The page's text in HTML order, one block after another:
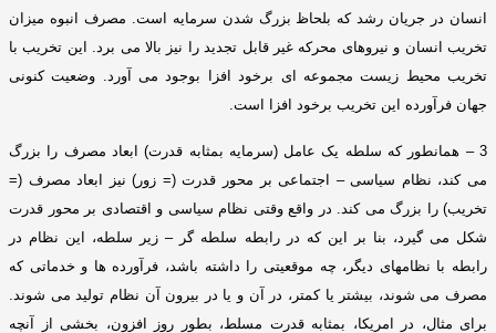
انسان در جریان رشد که بلحاظ بزرگ شدن سرمایه است
مصرف انبوه میزان
تخریب انسان و نیروهای محرکه غیر قابل تجدید را نیز بالا می برد
این تخریب با
تخریب محیط زیست مجموعه ای برخود افزا بوجود می آورد
وضعیت کنونی
جهان فرآورده این تخریب برخود افزا است
3 – همانطور که سلطه یک عامل(سرمایه بمثابه قدرت) ابعاد مصرف را بزرگ
می کند، نظام سیاسی – اجتماعی بر محور قدرت(= زور ) نیز ابعاد مصرف (=
تخریب)را بزرگ می کند
در واقع وقتی نظام سیاسی و اقتصادی بر محور قدرت
شکل می گیرد، بنا بر این که در رابطه سلطه گر – زیر سلطه، این نظام در
رابطه با نظامهای دیگر، چه موقعیتی را داشته باشد، فرآورده ها و خدماتی که
مصرف می شوند، بیشتر یا کمتر، در آن و یا در بیرون آن نظام تولید می شوند
برای مثال، در امریکا، بمثابه قدرت مسلط، بطور روز افزون، بخشی از آنچه